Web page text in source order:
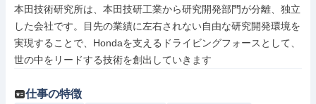
本田技術研究所は、本田技研工業から研究開発部門が分離、独立
した会社です。目先の業績に左右されない自由な研究開発環境を
実現することで、Hondaを支えるドライビングフォースとして、
世の中をリードする技術を創出していきます
仕事の特徴